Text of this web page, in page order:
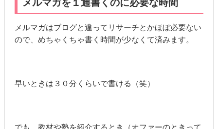
メルマガを１通書くのに必要な時間
メルマガはブログと違ってリサーチとかほぼ必要ない
ので、めちゃくちゃ書く時間が少なくて済みます。
早いときは３０分くらいで書ける（笑）